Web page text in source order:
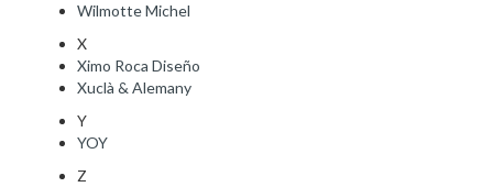
Wilmotte Michel
X
Ximo Roca Diseño
Xuclà & Alemany
Y
YOY
Z